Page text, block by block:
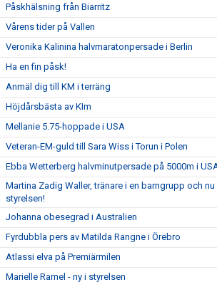
Påskhälsning från Biarritz
Vårens tider på Vallen
Veronika Kalinina halvmaratonpersade i Berlin
Ha en fin påsk!
Anmäl dig till KM i terräng
Höjdårsbästa av KIm
Mellanie 5.75-hoppade i USA
Veteran-EM-guld till Sara Wiss i Torun i Polen
Ebba Wetterberg halvminutpersade på 5000m i
Martina Zadig Waller, tränare i en barngrupp och
styrelsen!
Johanna obesegrad i Australien
Fyrdubbla pers av Matilda Rangne i Örebro
Atlassi elva på Premiärmilen
Marielle Ramel - ny i styrelsen